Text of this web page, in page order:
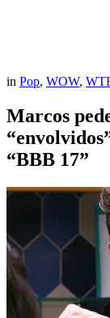
in Pop, WOW,
Marcos
“BBB 17”